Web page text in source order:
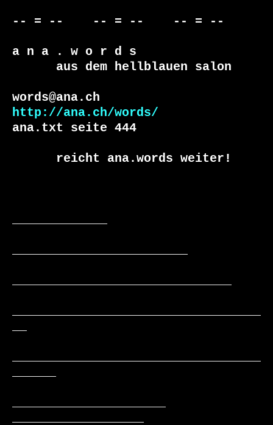
-- = --    -- = --    -- = --
a n a . w o r d s
http://ana.ch/words/
ana.txt seite 444